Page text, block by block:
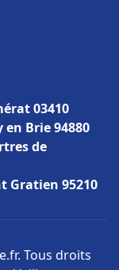
03410
Brie 94880
de
Gratien 95210
Tous droits